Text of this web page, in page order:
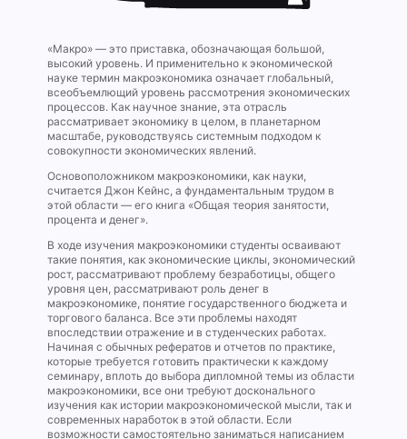
«Макро» — это приставка, обозначающая большой,
высокий уровень. И применительно к экономической
науке термин макроэкономика означает глобальный,
всеобъемлющий уровень рассмотрения экономических
процессов. Как научное знание, эта отрасль
рассматривает экономику в целом, в планетарном
масштабе, руководствуясь системным подходом к
совокупности экономических явлений.
Основоположником макроэкономики, как науки,
считается Джон Кейнс, а фундаментальным трудом в
этой области — его книга «Общая теория занятости,
процента и денег».
В ходе изучения макроэкономики студенты осваивают
такие понятия, как экономические циклы, экономический
рост, рассматривают проблему безработицы, общего
уровня цен, рассматривают роль денег в
макроэкономике, понятие государственного бюджета и
торгового баланса. Все эти проблемы находят
впоследствии отражение и в студенческих работах.
Начиная с обычных рефератов и отчетов по практике,
которые требуется готовить практически к каждому
семинару, вплоть до выбора дипломной темы из области
макроэкономики, все они требуют досконального
изучения как истории макроэкономической мысли, так и
современных наработок в этой области. Если
возможности самостоятельно заниматься написанием